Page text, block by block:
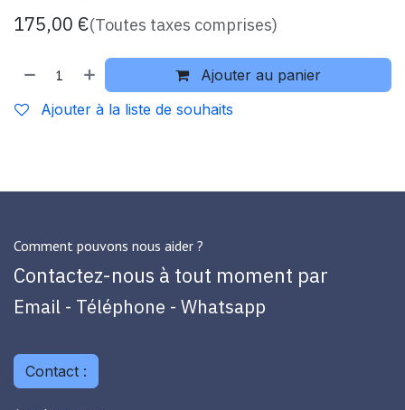
175,00 €(Toutes taxes comprises)
Ajouter au panier
Ajouter à la liste de souhaits
Comment pouvons nous aider ?
Contactez-nous à tout moment par
Email - Téléphone - Whatsapp
Contact :